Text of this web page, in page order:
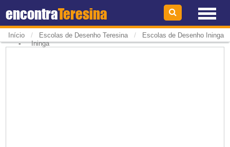
encontraTeresina
Início / Escolas de Desenho Teresina / Escolas de Desenho Ininga
-Ininga